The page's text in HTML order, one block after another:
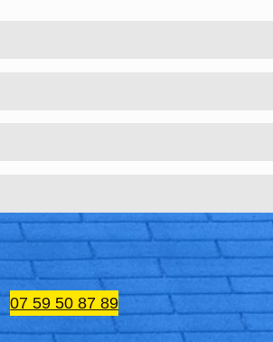
07 59 50 87 89